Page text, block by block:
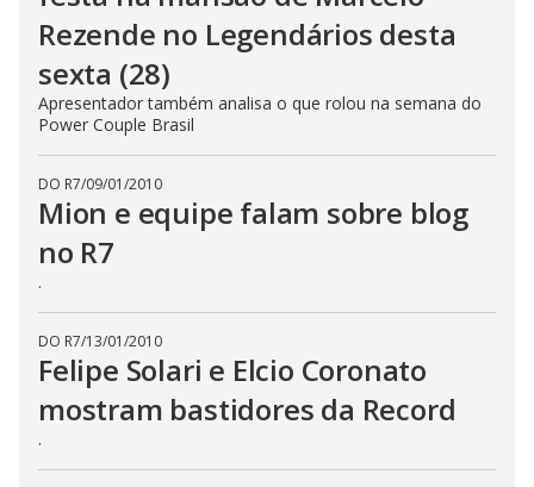
Rezende no Legendários desta
sexta (28)
Apresentador também analisa o que rolou na semana do
Power Couple Brasil
DO R7/09/01/2010
Mion e equipe falam sobre blog
no R7
.
DO R7/13/01/2010
Felipe Solari e Elcio Coronato
mostram bastidores da Record
.